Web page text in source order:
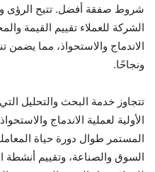
شروط صفقة أفضل. تتيح الرؤى
الشركة للعملاء تقييم القيمة
الاندماج والاستحواذ، مما
ونجاحًا.
الأولية لعملية الاندماج
المستمر طوال دورة حياة
السوق والصناعة، وتقييم أنشطة